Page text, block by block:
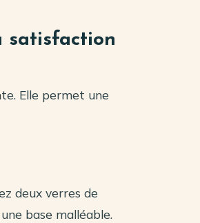
satisfaction
Elle permet une
deux verres de
base malléable.